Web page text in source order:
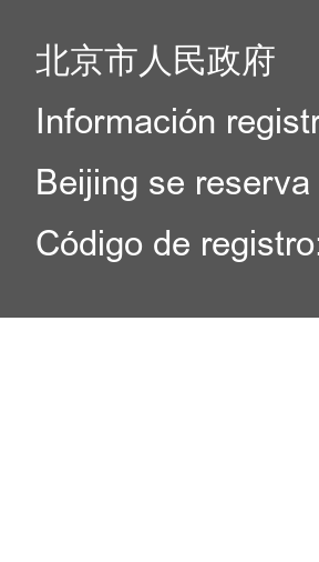
北京市人民政府
Información
Beijing se
Código de